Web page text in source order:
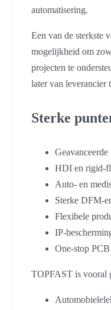
automatisering.
Een van de sterkste
mogelijkheid om
projecten te
later van leverancier
Sterke
HDI en rigid-
Auto- en
Sterke DFM-
Flexibele
IP-
One-stop
TOPFAST is vooral